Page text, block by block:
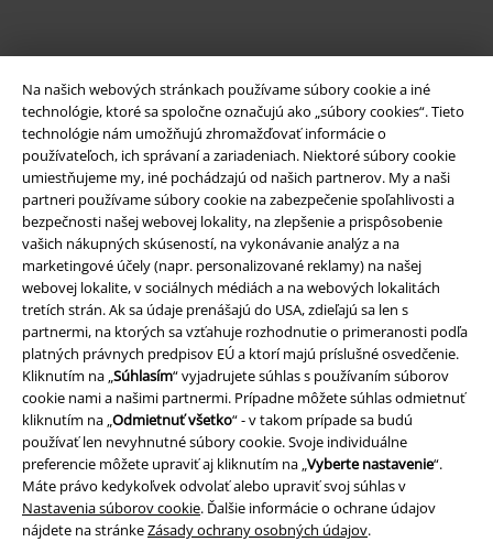
Na našich webových stránkach používame súbory cookie a iné
technológie, ktoré sa spoločne označujú ako „súbory cookies“. Tieto
technológie nám umožňujú zhromažďovať informácie o
používateľoch, ich správaní a zariadeniach. Niektoré súbory cookie
umiestňujeme my, iné pochádzajú od našich partnerov. My a naši
partneri používame súbory cookie na zabezpečenie spoľahlivosti a
bezpečnosti našej webovej lokality, na zlepšenie a prispôsobenie
vašich nákupných skúseností, na vykonávanie analýz a na
marketingové účely (napr. personalizované reklamy) na našej
webovej lokalite, v sociálnych médiách a na webových lokalitách
tretích strán. Ak sa údaje prenášajú do USA, zdieľajú sa len s
partnermi, na ktorých sa vzťahuje rozhodnutie o primeranosti podľa
platných právnych predpisov EÚ a ktorí majú príslušné osvedčenie.
Kliknutím na „Súhlasím“ vyjadrujete súhlas s používaním súborov
cookie nami a našimi partnermi. Prípadne môžete súhlas odmietnuť
kliknutím na „Odmietnuť všetko“ - v takom prípade sa budú
používať len nevyhnutné súbory cookie. Svoje individuálne
preferencie môžete upraviť aj kliknutím na „Vyberte nastavenie“.
Máte právo kedykoľvek odvolať alebo upraviť svoj súhlas v
Nastavenia súborov cookie. Ďalšie informácie o ochrane údajov
nájdete na stránkeZásady ochrany osobných údajov.
Staňte sa súčasťou komunity!
Spôsoby platby
Bankový prevod